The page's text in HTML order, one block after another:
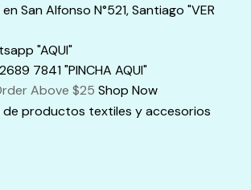
San Alfonso N°521, Santiago "VER
"AQUI"
7841 "PINCHA AQUI"
Above $25 Shop Now